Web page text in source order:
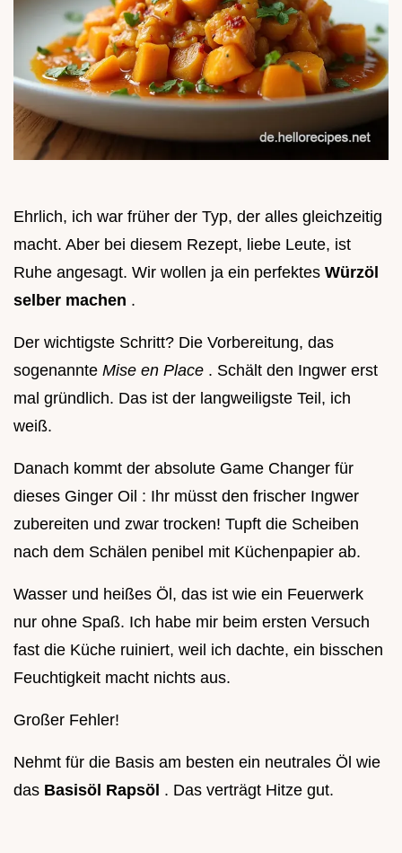
Ehrlich, ich war früher der Typ, der alles gleichzeitig
macht. Aber bei diesem Rezept, liebe Leute, ist
Ruhe angesagt. Wir wollen ja ein perfektes Würzöl
selber machen .
Der wichtigste Schritt? Die Vorbereitung, das
sogenannte Mise en Place . Schält den Ingwer erst
mal gründlich. Das ist der langweiligste Teil, ich
weiß.
Danach kommt der absolute Game Changer für
dieses Ginger Oil : Ihr müsst den frischer Ingwer
zubereiten und zwar trocken! Tupft die Scheiben
nach dem Schälen penibel mit Küchenpapier ab.
Wasser und heißes Öl, das ist wie ein Feuerwerk
nur ohne Spaß. Ich habe mir beim ersten Versuch
fast die Küche ruiniert, weil ich dachte, ein bisschen
Feuchtigkeit macht nichts aus.
Großer Fehler!
Nehmt für die Basis am besten ein neutrales Öl wie
das Basisöl Rapsöl . Das verträgt Hitze gut.